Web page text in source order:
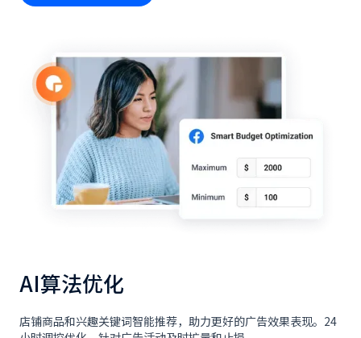
AI算法优化
店铺商品和兴趣关键词智能推荐，助力更好的广告效果表现。24